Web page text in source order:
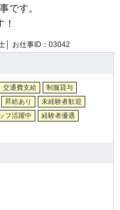
です。
│ お仕事ID：03042
交通費支給
制服貸与
昇給あり
未経験者歓迎
フ活躍中
経験者優遇